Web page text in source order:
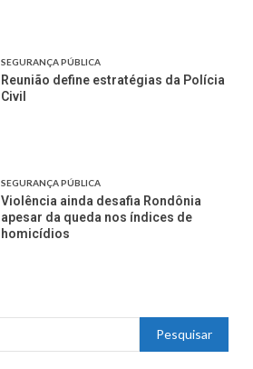
SEGURANÇA PÚBLICA
Reunião define estratégias da Polícia
Civil
SEGURANÇA PÚBLICA
Violência ainda desafia Rondônia
apesar da queda nos índices de
homicídios